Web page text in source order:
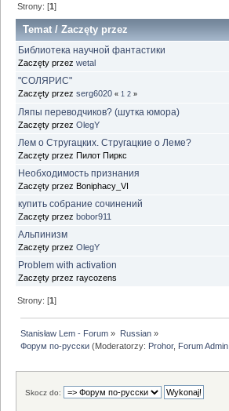
Strony: [1]
Temat /Zaczęty przez
Библиотека научной фантастики
Zaczęty przez wetal
"СОЛЯРИС"
Zaczęty przez serg6020 « 1 2 »
Ляпы переводчиков? (шутка юмора)
Zaczęty przez OlegY
Лем о Стругацких. Стругацкие о Леме?
Zaczęty przez Пилот Пиркс
Необходимость признания
Zaczęty przez Boniphacy_VI
купить собрание сочинений
Zaczęty przez bobor911
Альпинизм
Zaczęty przez OlegY
Problem with activation
Zaczęty przez raycozens
Strony: [1]
Stanisław Lem - Forum » Russian»
Форум по-русски (Moderatorzy: Prohor, Forum Admin
Skocz do: